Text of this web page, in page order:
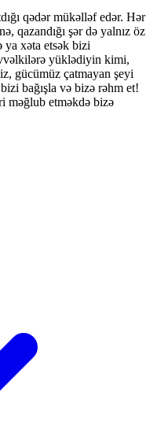
qədər mükəlləf edər. Hər
qazandığı şər də yalnız öz
ya xəta etsək bizi
yüklədiyin kimi,
gücümüz çatmayan şeyi
bağışla və bizə rəhm et!
məğlub etməkdə bizə